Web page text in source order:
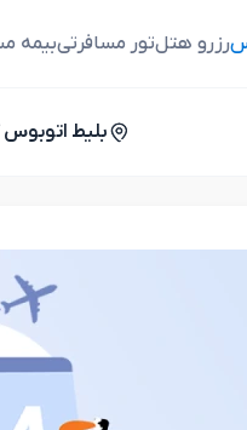
رزرو هتلتور مسافرتیبیمه
بلیط اتوبوس